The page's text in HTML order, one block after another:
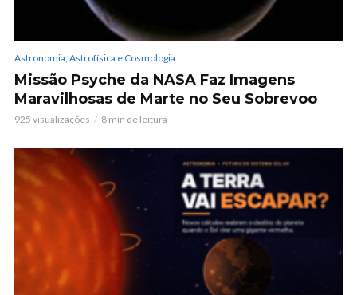
Astronomia, Astrofísica e Cosmologia
Missão Psyche da NASA Faz Imagens
Maravilhosas de Marte no Seu Sobrevoo
925 visualizações 8 min de leitura